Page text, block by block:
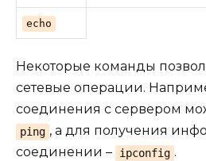
echo
Некоторые команды
сетевые операции.
соединения с сервером
ping , а для получения
соединении –
ipconfig .